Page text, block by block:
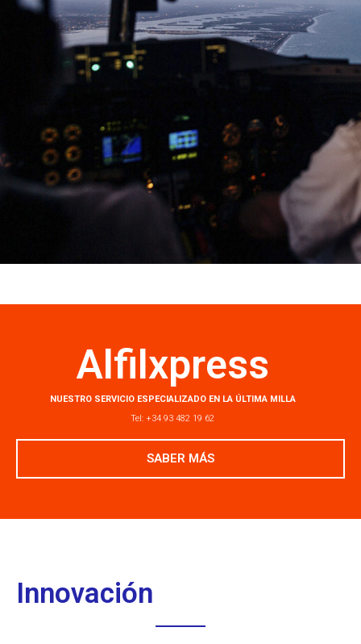
Alfilxpress
NUESTRO SERVICIO ESPECIALIZADO EN LA ÚLTIMA MILLA
Tel: +34 93 482 19 62
SABER MÁS
Innovación